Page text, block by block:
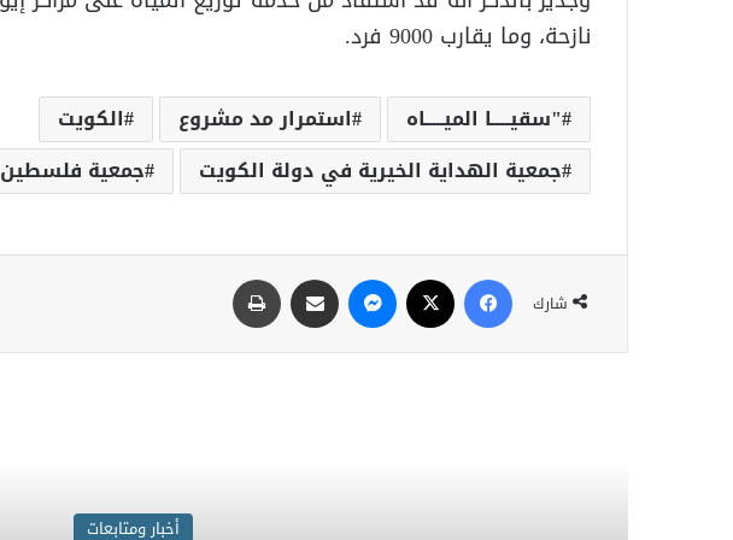
نازحة، وما يقارب 9000 فرد.
"سقيـــــا الميـــــاه استمرار مد مشروع
الكويت
جمعية الهداية الخيرية في دولة الكويت
جمعية فلسطين
شارك
أخبار ومتابعات